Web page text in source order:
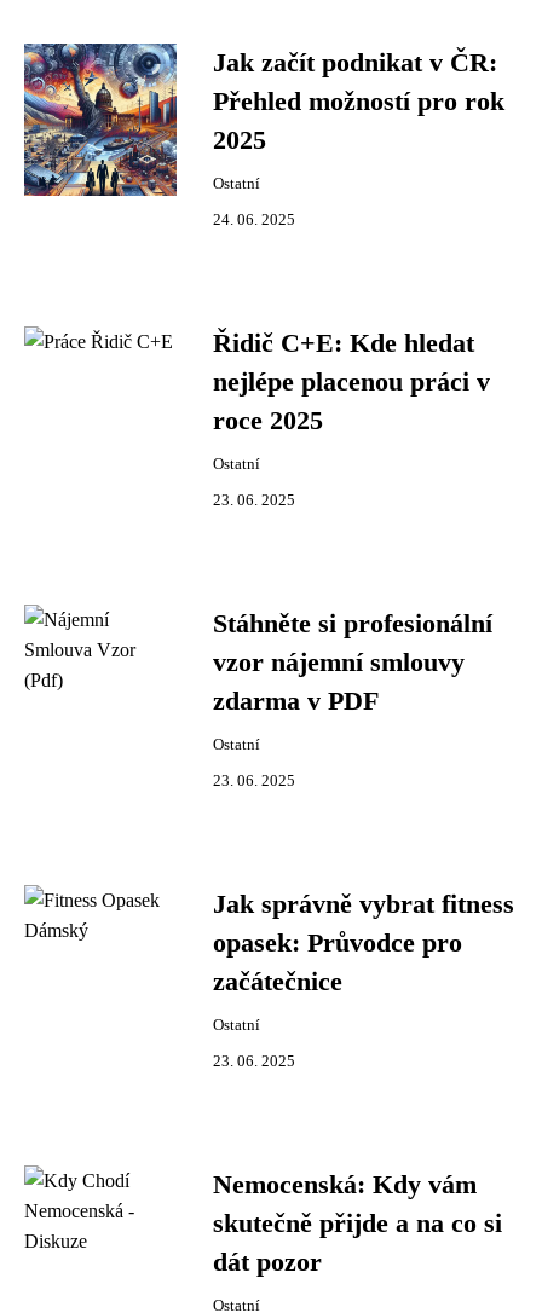
Jak začít podnikat v ČR:
Přehled možností pro rok
2025
Ostatní
24. 06. 2025
Řidič C+E: Kde hledat
nejlépe placenou práci v
roce 2025
Ostatní
23. 06. 2025
Stáhněte si profesionální
vzor nájemní smlouvy
zdarma v PDF
Ostatní
23. 06. 2025
Jak správně vybrat fitness
opasek: Průvodce pro
začátečnice
Ostatní
23. 06. 2025
Nemocenská: Kdy vám
skutečně přijde a na co si
dát pozor
Ostatní